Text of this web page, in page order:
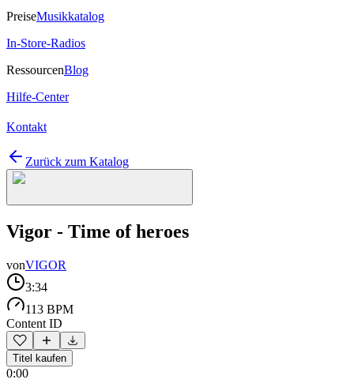
PreiseMusikkatalog
In-Store-Radios
RessourcenBlog
Hilfe-Center
Kontakt
Zurück zum Katalog
Vigor - Time of heroes
vonVIGOR
3:34
113 BPM
Content ID
Titel kaufen
0:00